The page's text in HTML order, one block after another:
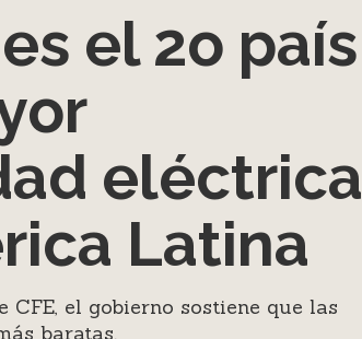
el 2o país
eléctrica
Latina
el gobierno sostiene que las
baratas.